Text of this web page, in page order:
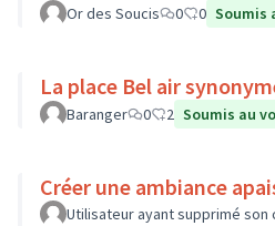
Or des Soucis 0 0 Soumis
La place Bel air
Baranger 0 2 Soumis au
Créer une ambiance
Utilisateur ayant supprimé son